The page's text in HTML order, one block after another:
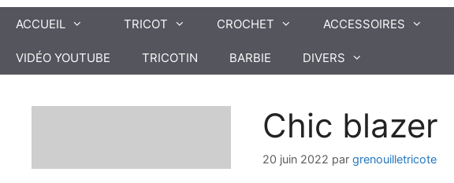
ACCUEIL TRICOT CROCHET ACCESSOIRES
VIDÉO YOUTUBE TRICOTIN BARBIE DIVERS
Chic blazer
20 juin 2022 par grenouilletricote